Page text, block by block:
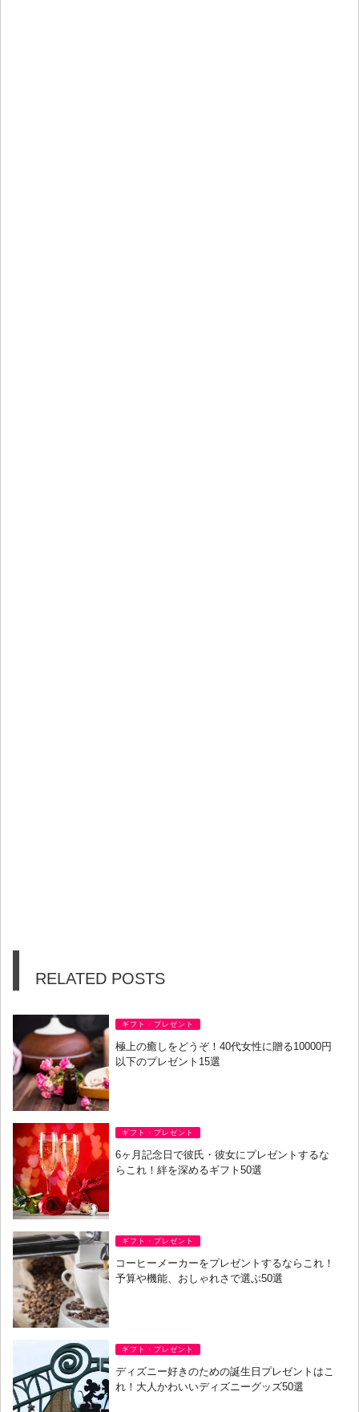
RELATED POSTS
ギフト・プレゼント
極上の癒しをどうぞ！40代女性に贈る10000円
以下のプレゼント15選
ギフト・プレゼント
6ヶ月記念日で彼氏・彼女にプレゼントするな
らこれ！絆を深めるギフト50選
ギフト・プレゼント
コーヒーメーカーをプレゼントするならこれ！
予算や機能、おしゃれさで選ぶ50選
ギフト・プレゼント
ディズニー好きのための誕生日プレゼントはこ
れ！大人かわいいディズニーグッズ50選